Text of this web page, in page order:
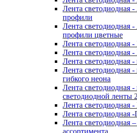
Лента
профили
Лента
профили цветные
Лента светодиодная
Лента светодиодная
Лента светодиодная
Лента светодиодная
гибкого неона
Лента светодиодная
светодиодной ленты
Лента светодиодная
Лента светодиодная
Лента светодиодная
ассортимента